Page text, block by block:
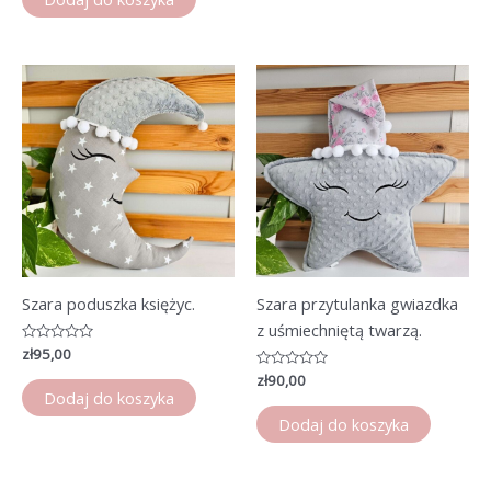
Szara poduszka księżyc.
Oceniono
na
5
zł95,00
Dodaj do koszyka
Szara przytulanka gwiazdka
z uśmiechniętą twarzą.
Oceniono
na
5
zł90,00
Dodaj do koszyka